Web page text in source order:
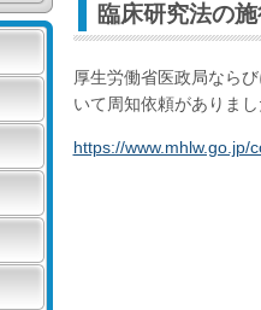
臨床研究法の
厚生労働省医政局なら
いて周知依頼がありま
https://www.mhlw.go.jp/